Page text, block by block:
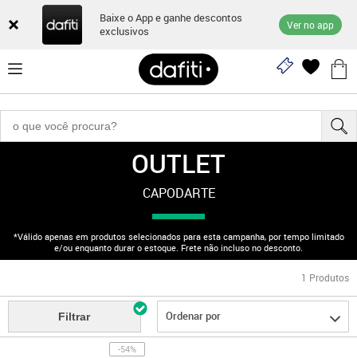
Baixe o App e ganhe descontos
exclusivos
Ver no app
OUTLET
CAPODARTE
*Válido apenas em produtos selecionados para esta campanha, por tempo limitado
e/ou enquanto durar o estoque. Frete não incluso no desconto.
1 Produtos
Filtrar Ordenar por
-54%